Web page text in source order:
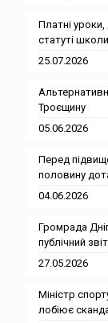
Платні
статуті
25.07.2026
Троєщину
05.06.2026
Перед
половину
04.06.2026
Громрада
публічний
27.05.2026
Міністр
лобіює